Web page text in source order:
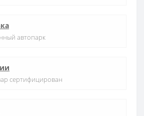
автопарк
сертифицирован